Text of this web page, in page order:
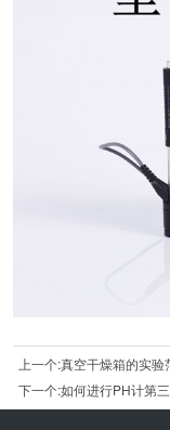
上一个:真空干燥箱的实验
下一个:如何进行PH计第